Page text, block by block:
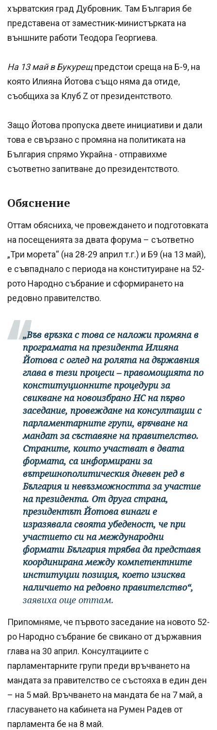
хърватския град Дубровник. Там България бе
представена от заместник-министърката на
външните работи Теодора Георгиева.
На 13 май в Букурещпредстои среща на Б-9, на
която Илияна Йотова също няма да отиде,
съобщиха за Клуб Z от президентството.
Защо Йотова пропуска двете инициативи и дали
това е свързано с промяна на политиката на
България спрямо Украйна - отправихме
съответно запитване до президентството.
Обяснение
Оттам обясниха, че провеждането и подготовката
на посещенията за двата форума – съответно
„Три морета“ (на 28-29 април т.г.) и Б9 (на 13 май),
е съвпаднало с периода на конституиране на 52-
рото Народно събрание и сформирането на
редовно правителство.
„Във връзка с това се наложи промяна в
програмата на президента Илияна
Йотова с оглед на ролята на държавния
глава в тези процеси – правомощията по
конституционните процедури за
свикване на новоизбрано НС на първо
заседание, провеждане на консултации с
парламентарните групи, връчване на
мандат за съставяне на правителство.
Страните, които участват в двата
формата, са информирани за
вътрешнополитическия дневен ред в
България и невъзможността за участие
на президента. От друга страна,
президентът Йотова винаги е
изразявала своята убеденост, че при
участието си на международни
формати България трябва да представя
координирана между компетентните
институции позиция, което изисква
наличието на редовно правителство“,
заявиха още оттам.
Припомняме, че първото заседание на новото 52-
ро Народно събрание бе свикано от държавния
глава на 30 април. Консултациите с
парламентарните групи преди връчването на
мандата за правителство се състояха в един ден
– на 5 май. Връчването на мандата бе на 7 май, а
гласуването на кабинета на Румен Радев от
парламента бе на 8 май.